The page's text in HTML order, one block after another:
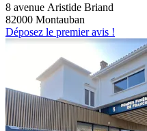
8 avenue Aristide Briand
82000 Montauban
Déposez le premier avis !